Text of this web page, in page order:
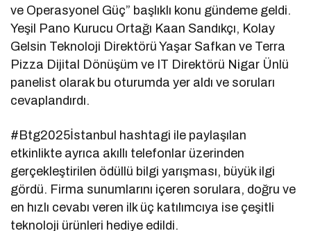
ve Operasyonel Güç” başlıklı konu gündeme geldi.
Yeşil Pano Kurucu Ortağı Kaan Sandıkçı, Kolay
Gelsin Teknoloji Direktörü Yaşar Safkan ve Terra
Pizza Dijital Dönüşüm ve IT Direktörü Nigar Ünlü
panelist olarak bu oturumda yer aldı ve soruları
cevaplandırdı.
#Btg2025İstanbul hashtagi ile paylaşılan
etkinlikte ayrıca akıllı telefonlar üzerinden
gerçekleştirilen ödüllü bilgi yarışması, büyük ilgi
gördü. Firma sunumlarını içeren sorulara, doğru ve
en hızlı cevabı veren ilk üç katılımcıya ise çeşitli
teknoloji ürünleri hediye edildi.